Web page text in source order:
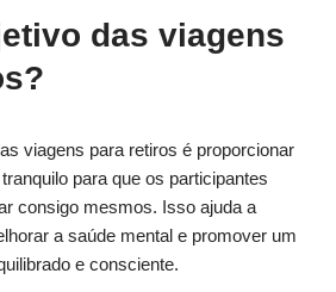
das viagens
viagens para retiros é proporcionar
para que os participantes
consigo mesmos. Isso ajuda a
a saúde mental e promover um
e consciente.